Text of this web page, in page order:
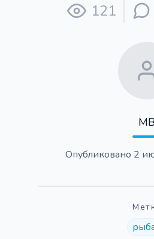
121
Опубликовано 2